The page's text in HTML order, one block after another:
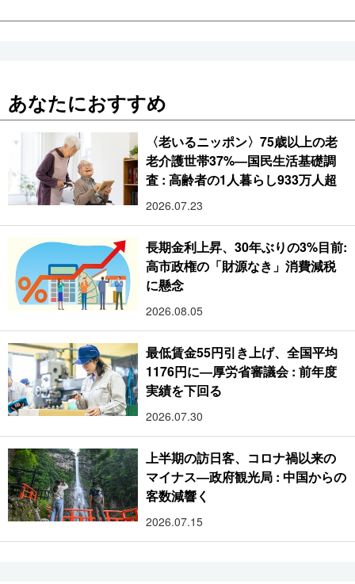
あなたにおすすめ
〈老いるニッポン〉75歳以上の老
老介護世帯37%―国民生活基礎調
査 : 高齢者の1人暮らし933万人超
2026.07.23
長期金利上昇、30年ぶりの3%目前:
高市政権の「財源なき」消費減税
に懸念
2026.08.05
最低賃金55円引き上げ、全国平均
1176円に―厚労省審議会 : 前年度
実績を下回る
2026.07.30
上半期の訪日客、コロナ禍以来の
マイナス―政府観光局 : 中国からの
客数減響く
2026.07.15